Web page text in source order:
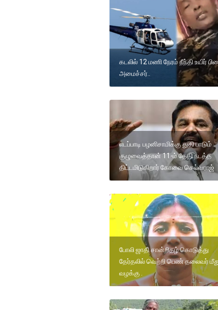
கடலில் 12 மணி நேரம் நீந்தி உயிர்
அமைச்சர்..
எடப்பாடி பழனிசாமிக்கு துதி பாடும்
குழுவைத்தான் 11-ம் தேதி நடத்த
திட்டமிடுகிறார் கோவை செல்வராஜ்
போலி ஜாதி சான்றிதழ் கொடுத்து
தேர்தலில் வெற்றி பெண் தலைவர்
வழக்கு .